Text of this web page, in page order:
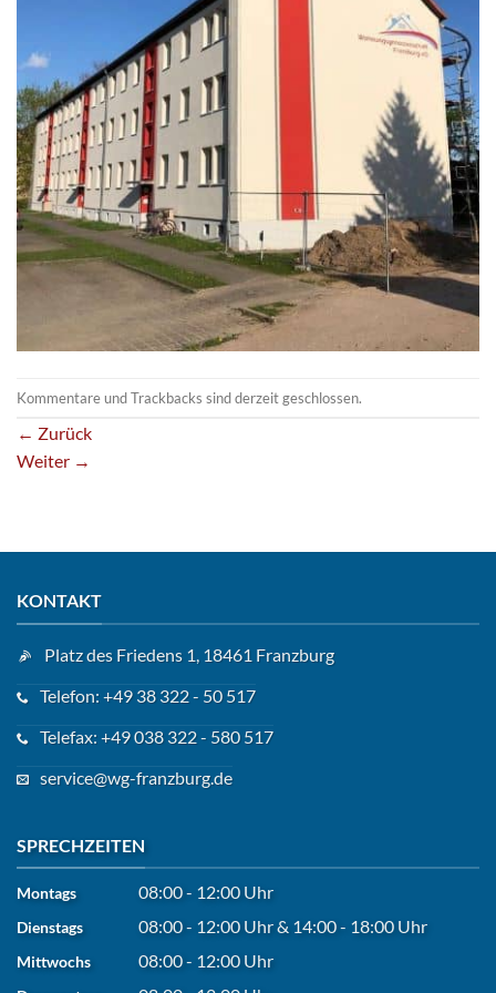
Kommentare und Trackbacks sind derzeit geschlossen.
← Zurück
Weiter →
KONTAKT
Platz des Friedens 1, 18461 Franzburg
Telefon: +49 38 322 - 50 517
Telefax: +49 038 322 - 580 517
service@wg-franzburg.de
SPRECHZEITEN
Montags 08:00 - 12:00 Uhr
Dienstags 08:00 - 12:00 Uhr& 14:00 - 18:00 Uhr
Mittwochs 08:00 - 12:00 Uhr